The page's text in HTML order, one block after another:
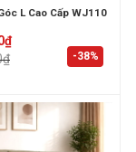
-38%
L Cao Cấp WJ110
₫
₫